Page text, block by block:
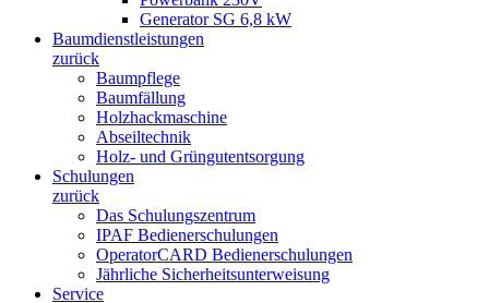
Generator SG 6,8 kW
Baumdienstleistungen
zurück
Baumpflege
Baumfällung
Holzhackmaschine
Abseiltechnik
Holz- und Grüngutentsorgung
Schulungen
zurück
Das Schulungszentrum
IPAF Bedienerschulungen
OperatorCARD Bedienerschulungen
Jährliche Sicherheitsunterweisung
Service